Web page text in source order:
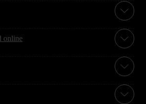
online